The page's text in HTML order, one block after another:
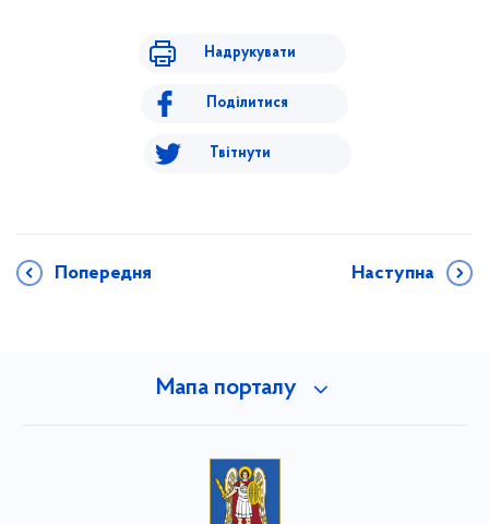
Надрукувати
Поділитися
Твітнути
Попередня Наступна
Мапа порталу